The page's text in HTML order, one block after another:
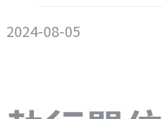
2024-08-05